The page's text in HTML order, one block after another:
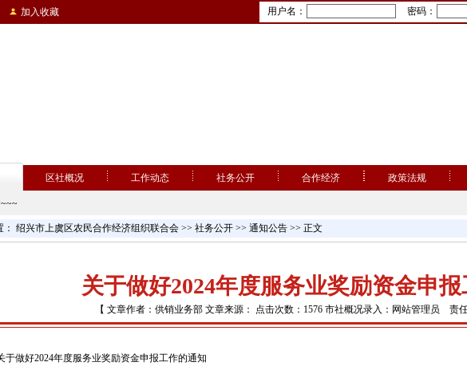
加入收藏 用户名： 密码：
区社概况 工作动态 社务公开 合作经济 政策法规
绍兴市上虞区农民合作经济组织联合会 >> 社务公开 >> 通知公告 >> 正文
关于做好2024年度服务业奖励资金申
【 文章作者：供销业务部 文章来源： 点击次数：1576 市社概况录入：网站管理员 责
于做好2024年度服务业奖励资金申报工作的通知